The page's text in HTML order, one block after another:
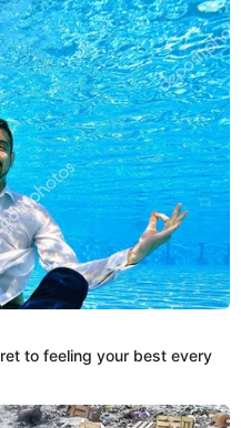
Amor, Solo Di Que Sí"
completo en español
de ReelShort, el cual ya se
en redes sociales.
DramaBox